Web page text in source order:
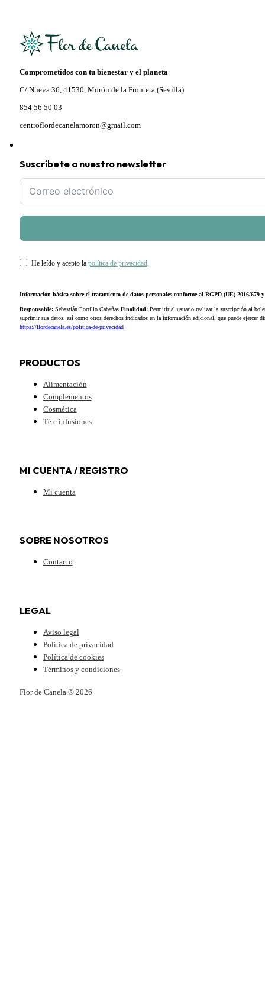
Comprometidos con tu bienestar y el planeta
C/ Nueva 36, 41530, Morón de la Frontera (Sevilla)
854 56 50 03
centroflordecanelamoron@gmail.com
Suscríbete a nuestro newsletter
He leído y acepto la política de privacidad.
Información básica sobre el tratamiento de datos personales conforme al RGPD (UE) 2016/679
Responsable:Sebastián Portillo Cabañas Finalidad:Permitir al usuario realizar la suscripción al
suprimir sus datos, así como otros derechos indicados en la información adicional, que puede
https://flordecanela.es/politica-de-privacidad
PRODUCTOS
Alimentación
Complementos
Cosmética
Té e infusiones
MI CUENTA / REGISTRO
Mi cuenta
SOBRE NOSOTROS
Contacto
LEGAL
Aviso legal
Política de privacidad
Política de cookies
Términos y condiciones
Flor de Canela ® 2026